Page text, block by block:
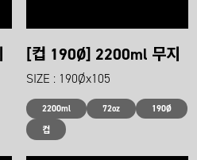
[컵 190Ø] 2200ml 무지
SIZE : 190Øx105
2200ml 72oz
190Ø
컵